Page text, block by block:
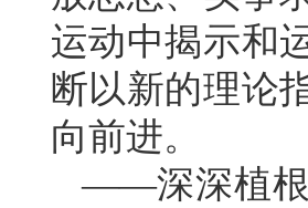
运动中揭示和
断以新的理论
向前进。
——深深植根